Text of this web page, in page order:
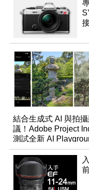
結合生成式 AI 與拍
議！Adobe Project
測試全新 AI
能